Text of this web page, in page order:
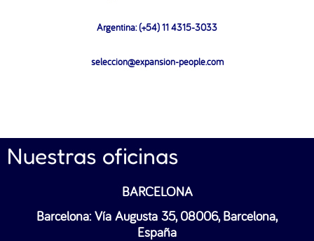
Argentina: (+54) 11 4315-3033
seleccion@expansion-people.com
Nuestras oficinas
BARCELONA
Barcelona: Vía Augusta 35, 08006, Barcelona,
España